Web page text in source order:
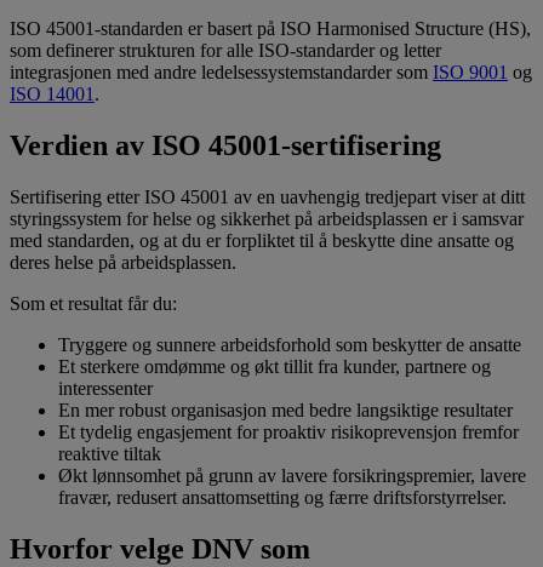
ISO 45001-standarden er basert på ISO Harmonised Structure (HS),
som definerer strukturen for alle ISO-standarder og letter
integrasjonen med andre ledelsessystemstandarder som ISO 9001 og
ISO 14001 .
Verdien av ISO 45001-sertifisering
Sertifisering etter ISO 45001 av en uavhengig tredjepart viser at ditt
styringssystem for helse og sikkerhet på arbeidsplassen er i samsvar
med standarden, og at du er forpliktet til å beskytte dine ansatte og
deres helse på arbeidsplassen.
Som et resultat får du:
Tryggere og sunnere arbeidsforhold som beskytter de ansatte
Et sterkere omdømme og økt tillit fra kunder, partnere og
interessenter
En mer robust organisasjon med bedre langsiktige resultater
Et tydelig engasjement for proaktiv risikoprevensjon fremfor
reaktive tiltak
Økt lønnsomhet på grunn av lavere forsikringspremier, lavere
fravær, redusert ansattomsetting og færre driftsforstyrrelser.
Hvorfor velge DNV som